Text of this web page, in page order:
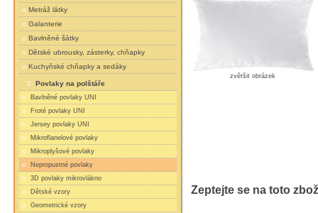
Metráž látky
Galanterie
Bavlněné šátky
Dětské ubrousky, zásterky, chňapky
Kuchyňské chňapky a sedáky
Povlaky na polštáře
Bavlněné povlaky UNI
Froté povlaky UNI
Jersey povlaky UNI
Mikroflanelové povlaky
Mikroplyšové povlaky
Nepropustné povlaky
3D povlaky mikrovlákno
Dětské vzory
Geometrické vzory
zvětšit obrázek
Zeptejte se na toto